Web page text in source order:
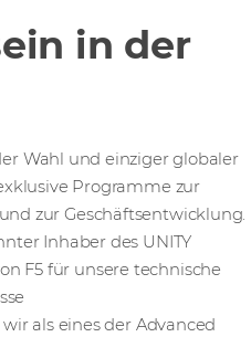
in der
Wahl und einziger globaler
Programme zur
zur Geschäftsentwicklung.
Inhaber des UNITY
F5 für unsere technische
als eines der Advanced